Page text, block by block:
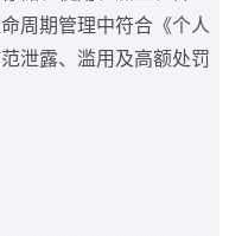
周期管理中符合《个人
泄露、滥用及高额处罚